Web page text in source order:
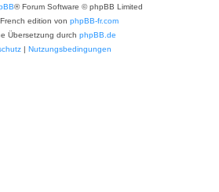
® Forum Software © phpBB Limited
edition von phpBB-fr.com
Übersetzung durch phpBB.de
| Nutzungsbedingungen